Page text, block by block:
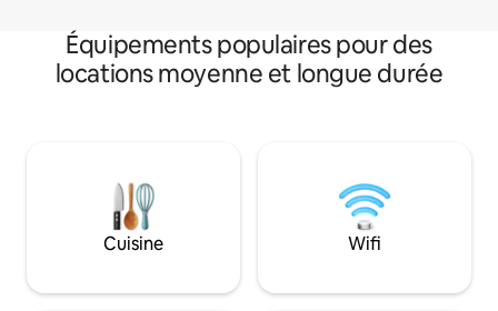
Équipements populaires pour des
locations moyenne et longue durée
Cuisine Wifi